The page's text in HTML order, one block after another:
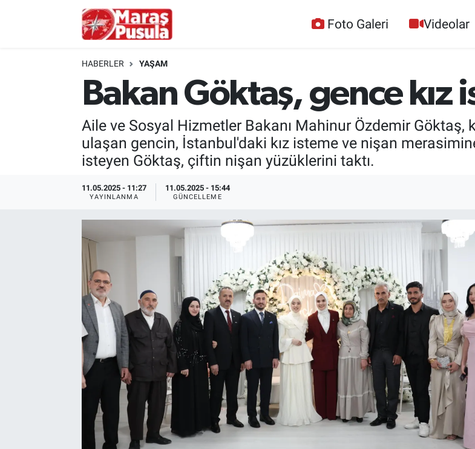
Foto Galeri Videolar
HABERLER YAŞAM
Bakan Göktaş, gence kız
Aile ve Sosyal Hizmetler Bakanı Mahinur Özdemir Göktaş,
ulaşan gencin, İstanbul'daki kız isteme ve nişan
isteyen Göktaş, çiftin nişan yüzüklerini taktı.
11.05.2025 - 11:27
YAYINLANMA
11.05.2025 - 15:44
GÜNCELLEME
TEKNOLOJİ
Bilim, Teknoloji
İstanbul Hava Durumu
İstanbul Namaz Vakitleri
İstanbul Trafik Yoğunluk Haritası
Süper Lig Puan Durumu ve Fikstür
Tüm Manşetler
Haber Arşivi